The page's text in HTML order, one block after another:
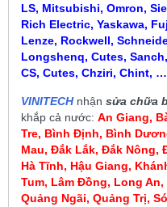
LS, Mitsubishi, Omron,
Rich Electric, Yaskawa,
Lenze, Rockwell,
Longshenq, Cutes,
CS, Cutes, Chziri, Chint, …
VINITECHnhận sửa chữa
khắp cả nước: An Giang,
Tre, Bình Định, Bình
Mau, Đắk Lắk, Đắk Nông,
Hà Tĩnh, Hậu Giang,
Tum, Lâm Đồng, Long An,
Quảng Ngãi, Quảng Trị,